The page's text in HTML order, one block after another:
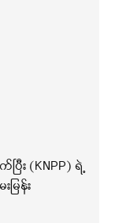
း (KNPP) ရဲ့
ြန်း